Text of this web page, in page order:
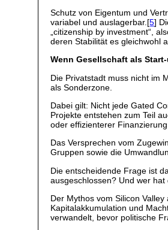
Schutz von Eigentum und
variabel und auslagerbar.[5]
„citizenship by investment“,
deren Stabilität es gleichwohl
Wenn Gesellschaft als
Die Privatstadt muss nicht im
als Sonderzone.
Dabei gilt: Nicht jede Gated
Projekte entstehen zum Teil
oder effizienterer
Das Versprechen vom
Gruppen sowie die
Die entscheidende Frage ist
ausgeschlossen? Und wer
Der Mythos vom Silicon
Kapitalakkumulation und
verwandelt, bevor politische